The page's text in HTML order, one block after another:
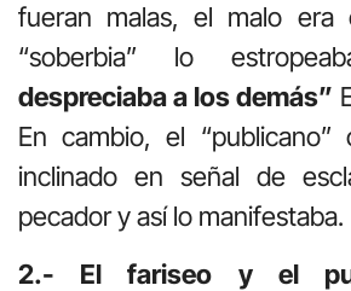
fueran malas, el malo
“soberbia” lo
despreciaba a los demás”
En cambio, el
inclinado en señal de
pecador y así lo manifestaba.
2.- El fariseo y el